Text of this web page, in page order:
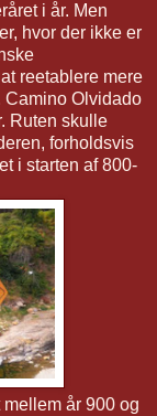
i år. Men
hvor der ikke er
reetablere mere
Camino Olvidado
Ruten skulle
forholdsvis
i starten af 800-
år 900 og